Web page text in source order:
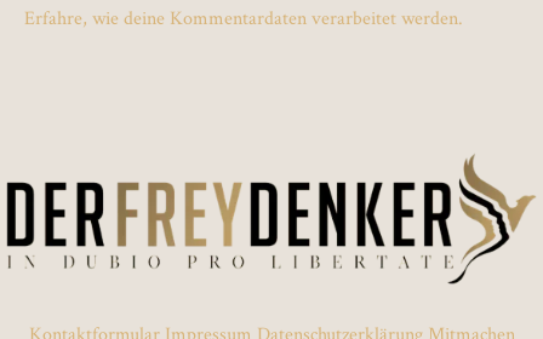
Erfahre, wie deine Kommentardaten verarbeitet werden.